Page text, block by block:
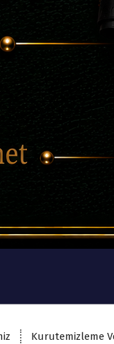
Kurutemizleme